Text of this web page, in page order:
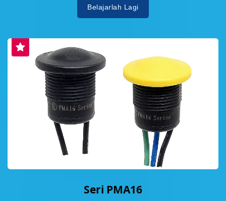
Belajarlah Lagi
Seri PMA16